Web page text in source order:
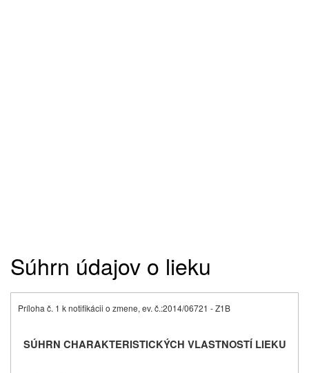
Súhrn údajov o lieku
Príloha č. 1 k notifikácii o zmene, ev. č.:2014/06721 - Z1B
SÚHRN CHARAKTERISTICKÝCH VLASTNOSTÍ LIEKU